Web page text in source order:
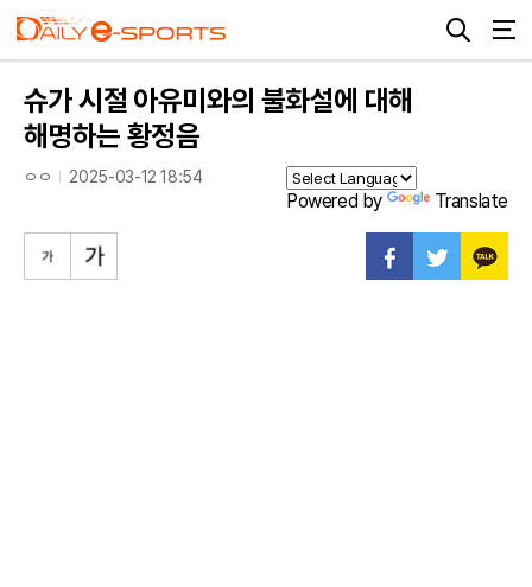
슈가 시절 아유미와의 불화설에 대해
해명하는 황정음
ㅇㅇ 2025-03-12 18:54
Powered by Translate